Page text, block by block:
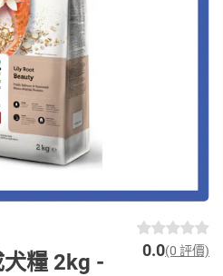
糧 2kg -
0.0(0 評價)